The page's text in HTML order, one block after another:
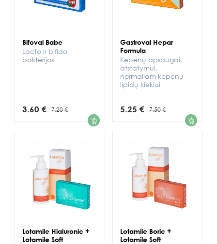
Bifoval Babe
Lacto ir bifido
bakterijos
3.60 € 7.20 € 1
Gastroval Hepar
Formula
Kepenų apsaugai,
atstatymui,
normaliam kepenų
lipidų kiekiui
5.25 € 7.50 € 1
Lotamile Hialuronic +
Lotamile Soft
Lotamile Boric +
Lotamile Soft